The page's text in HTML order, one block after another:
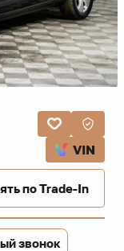
VIN
по Trade-In
звонок